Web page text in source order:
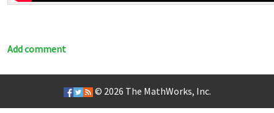
Add comment
© 2026 The MathWorks, Inc.